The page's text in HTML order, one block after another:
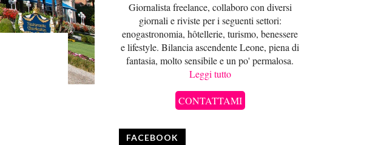
Giornalista freelance, collaboro con diversi
giornali e riviste per i seguenti settori:
enogastronomia, hôtellerie, turismo, benessere
e lifestyle. Bilancia ascendente Leone, piena di
fantasia, molto sensibile e un po' permalosa.
Leggi tutto
CONTATTAMI
FACEBOOK